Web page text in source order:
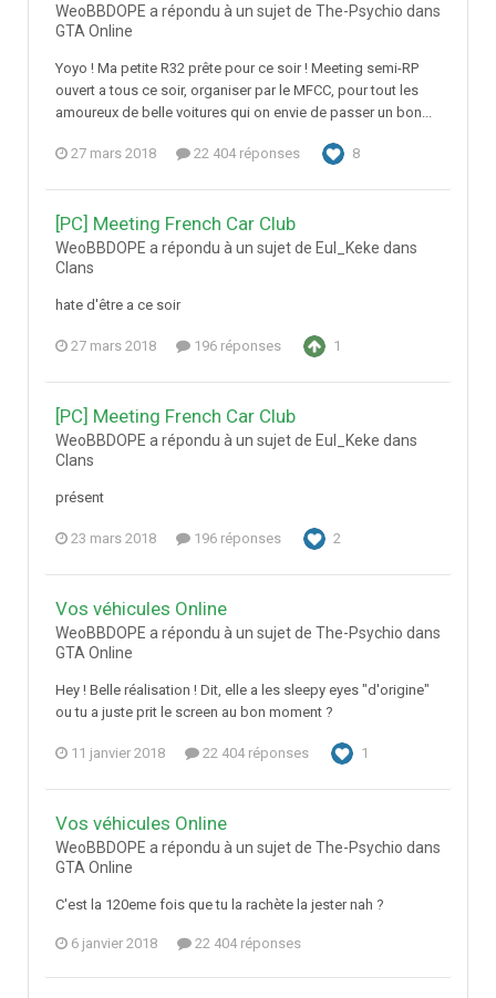
WeoBBDOPE a répondu à un sujet de The-Psychio dans
GTA Online
Yoyo ! Ma petite R32 prête pour ce soir ! Meeting semi-RP
ouvert a tous ce soir, organiser par le MFCC, pour tout les
amoureux de belle voitures qui on envie de passer un bon...
27 mars 2018 22 404 réponses 8
[PC] Meeting French Car Club
WeoBBDOPE a répondu à un sujet de Eul_Keke dans
Clans
hate d'être a ce soir
27 mars 2018 196 réponses 1
[PC] Meeting French Car Club
WeoBBDOPE a répondu à un sujet de Eul_Keke dans
Clans
présent
23 mars 2018 196 réponses 2
Vos véhicules Online
WeoBBDOPE a répondu à un sujet de The-Psychio dans
GTA Online
Hey ! Belle réalisation ! Dit, elle a les sleepy eyes "d'origine"
ou tu a juste prit le screen au bon moment ?
11 janvier 2018 22 404 réponses 1
Vos véhicules Online
WeoBBDOPE a répondu à un sujet de The-Psychio dans
GTA Online
C'est la 120eme fois que tu la rachète la jester nah ?
6 janvier 2018 22 404 réponses